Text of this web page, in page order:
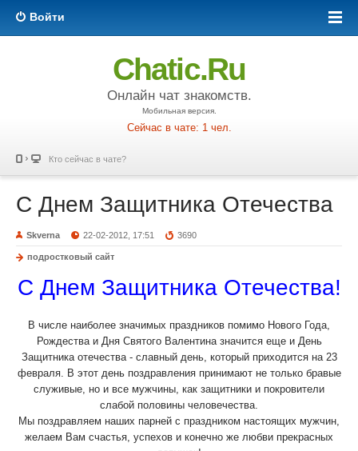
Войти
Chatic.Ru
Онлайн чат знакомств.
Мобильная версия.
Сейчас в чате: 1 чел.
Кто сейчас в чате?
С Днем Защитника Отечества
Skverna 22-02-2012, 17:51 3690
подростковый сайт
С Днем Защитника Отечества!
В числе наиболее значимых праздников помимо Нового Года,
Рождества и Дня Святого Валентина значится еще и День
Защитника отечества - славный день, который приходится на 23
февраля. В этот день поздравления принимают не только бравые
служивые, но и все мужчины, как защитники и покровители
слабой половины человечества.
Мы поздравляем наших парней с праздником настоящих мужчин,
желаем Вам счастья, успехов и конечно же любви прекрасных